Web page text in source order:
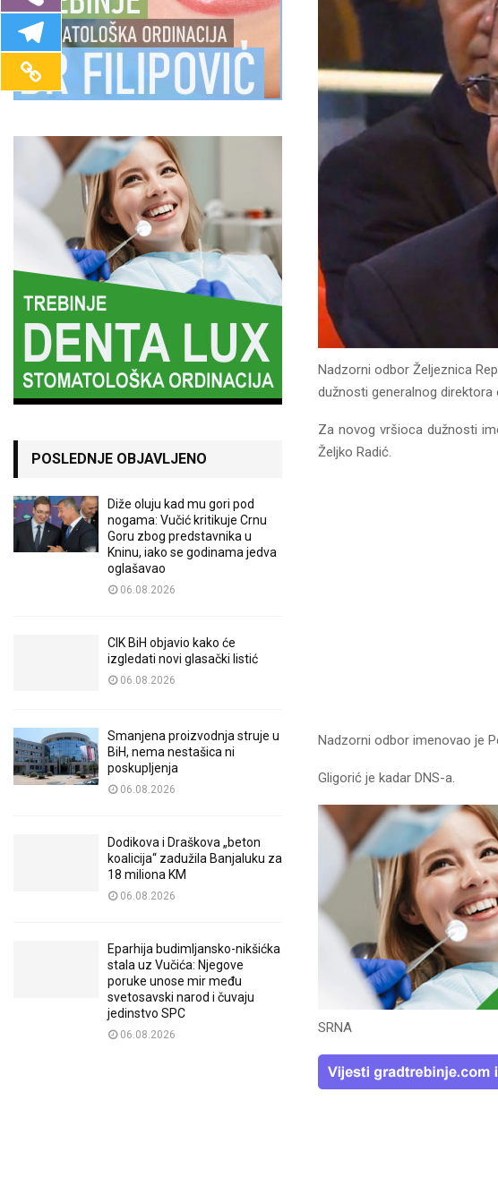
Nadzorni odbor Željeznica
dužnosti generalnog
Za novog vršioca dužnosti
Željko Radić.
Nadzorni odbor imenovao je
Gligorić je kadar DNS-a.
SRNA
POSLEDNJE OBJAVLJENO
Diže oluju kad mu gori pod
nogama: Vučić kritikuje Crnu
Goru zbog predstavnika u
Kninu, iako se godinama jedva
oglašavao
06.08.2026
CIK BiH objavio kako će
izgledati novi glasački listić
06.08.2026
Smanjena proizvodnja struje u
BiH, nema nestašica ni
poskupljenja
06.08.2026
Dodikova i Draškova „beton
koalicija“ zadužila Banjaluku za
18 miliona KM
06.08.2026
Eparhija budimljansko-nikšićka
stala uz Vučića: Njegove
poruke unose mir među
svetosavski narod i čuvaju
jedinstvo SPC
06.08.2026